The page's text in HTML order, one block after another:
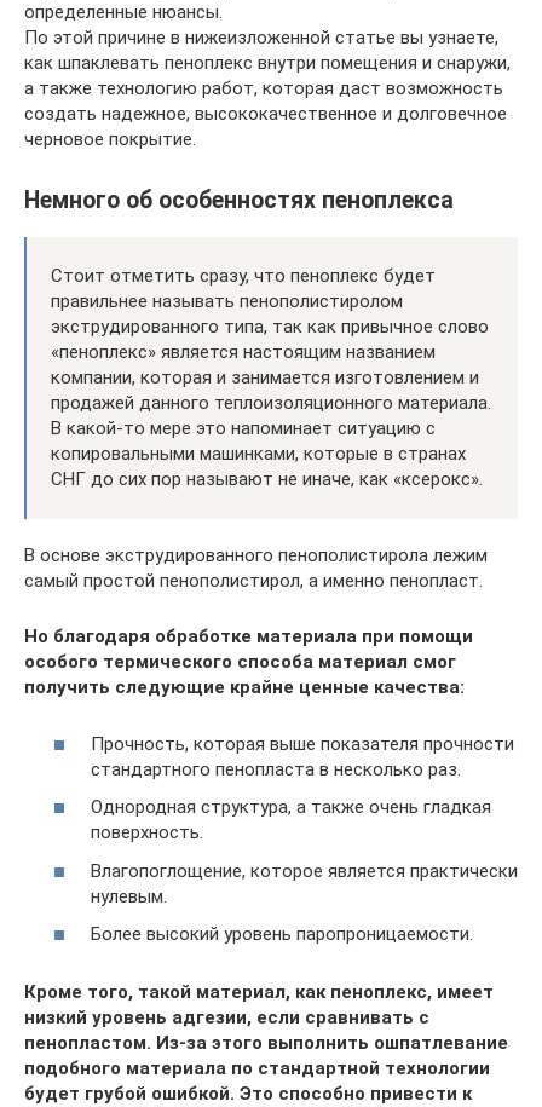
определенные нюансы.
По этой причине в нижеизложенной статье вы узнаете,
как шпаклевать пеноплекс внутри помещения и снаружи,
а также технологию работ, которая даст возможность
создать надежное, высококачественное и долговечное
черновое покрытие.
Немного об особенностях пеноплекса
Стоит отметить сразу, что пеноплекс будет
правильнее называть пенополистиролом
экструдированного типа, так как привычное слово
«пеноплекс» является настоящим названием
компании, которая и занимается изготовлением и
продажей данного теплоизоляционного материала.
В какой-то мере это напоминает ситуацию с
копировальными машинками, которые в странах
СНГ до сих пор называют не иначе, как «ксерокс».
В основе экструдированного пенополистирола лежим
самый простой пенополистирол, а именно пенопласт.
Но благодаря обработке материала при помощи
особого термического способа материал смог
получить следующие крайне ценные качества:
Прочность, которая выше показателя прочности
стандартного пенопласта в несколько раз.
Однородная структура, а также очень гладкая
поверхность.
Влагопоглощение, которое является практически
нулевым.
Более высокий уровень паропроницаемости.
Кроме того, такой материал, как пеноплекс, имеет
низкий уровень адгезии, если сравнивать с
пенопластом. Из-за этого выполнить ошпатлевание
подобного материала по стандартной технологии
будет грубой ошибкой. Это способно привести к